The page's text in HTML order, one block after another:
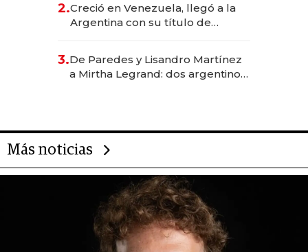
2.Creció en Venezuela, llegó a la
Argentina con su título de
las marcas "fast premium"
3.De Paredes y Lisandro Martínez
a Mirtha Legrand: dos argentinos
Más noticias